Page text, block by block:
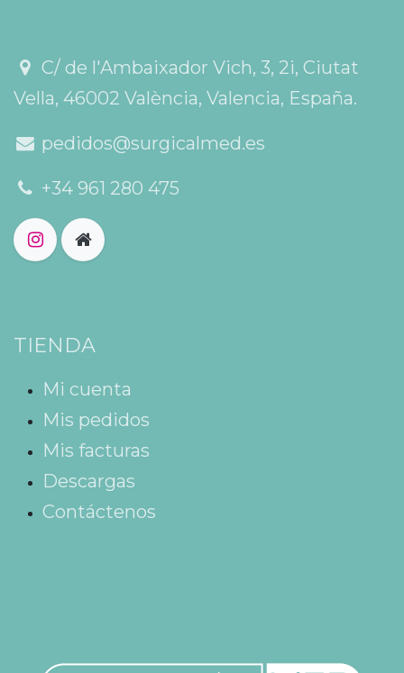
C/ de l'Ambaixador Vich, 3, 2i, Ciutat
Vella, 46002 València, Valencia, España.
pedidos@surgicalmed.es
+34 961 280 475
TIENDA
Mi cuenta
Mis pedidos
Mis facturas
Descargas
Contáctenos